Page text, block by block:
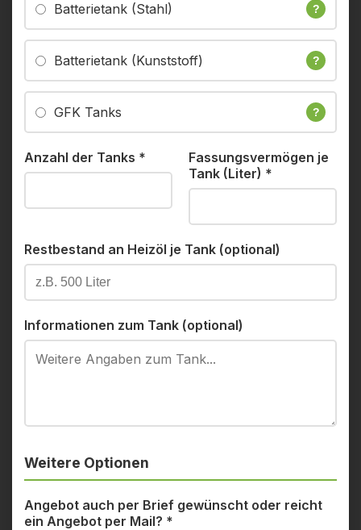
Batterietank (Stahl) ?
Batterietank (Kunststoff) ?
GFK Tanks ?
Anzahl der Tanks *
Fassungsvermögen je
Tank (Liter) *
Restbestand an Heizöl je Tank (optional)
Informationen zum Tank (optional)
Weitere Optionen
Angebot auch per Brief gewünscht oder reicht
ein Angebot per Mail? *